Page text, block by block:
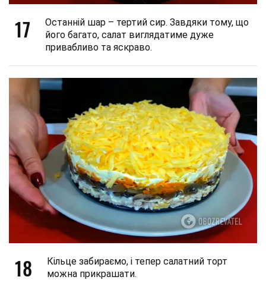
17
Останній шар – тертий сир. Завдяки тому, що
його багато, салат виглядатиме дуже
привабливо та яскраво.
18
Кільце забираємо, і тепер салатний торт
можна прикрашати.